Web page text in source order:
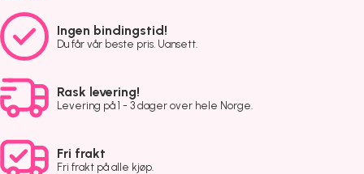
Ingen bindingstid!
Du får vår beste pris. Uansett.
Rask levering!
Levering på 1 - 3 dager over hele Norge.
Fri frakt
Fri frakt på alle kjøp.